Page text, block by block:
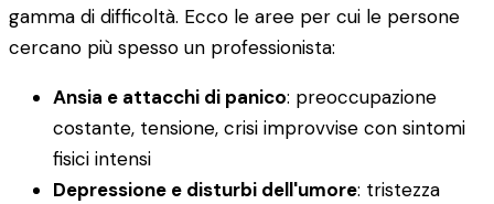
gamma di difficoltà. Ecco le aree per cui le persone
cercano più spesso un professionista:
Ansia e attacchi di panico: preoccupazione
costante, tensione, crisi improvvise con sintomi
fisici intensi
Depressione e disturbi dell'umore: tristezza